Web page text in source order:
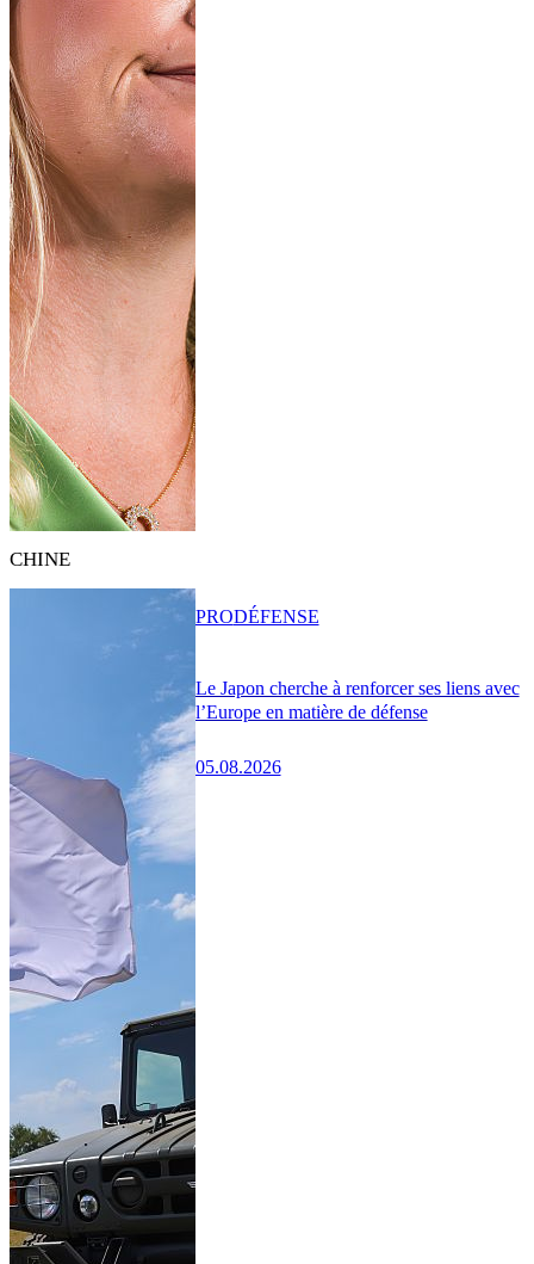
CHINE
Le Japon cherche à renforcer ses liens avec
l’Europe en matière de défense
05.08.2026
PRODÉFENSE